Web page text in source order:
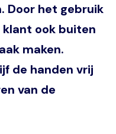
Door het gebruik
ook buiten
maken.
de handen vrij
van de